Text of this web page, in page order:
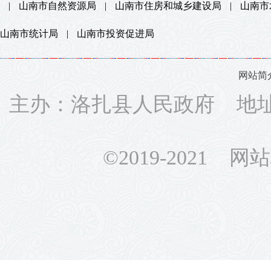
| 山南市自然资源局 | 山南市住房和城乡建设局 | 山南
山南市统计局 | 山南市投资促进局
网站简
主办：洛扎县人民政府 地
©2019-2021 网